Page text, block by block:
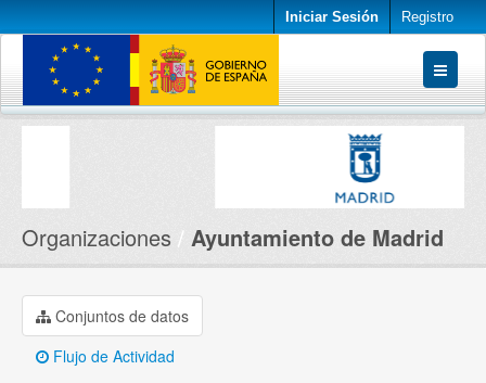
Iniciar Sesión Registro
Conjuntos de datos
Organizaciones Ayuntamiento de Madrid
Conjuntos de datos
Flujo de Actividad